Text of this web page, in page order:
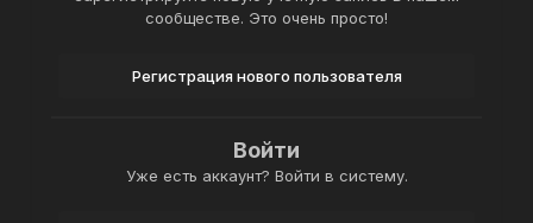
сообществе. Это очень просто!
Регистрация нового пользователя
Войти
Уже есть аккаунт? Войти в систему.